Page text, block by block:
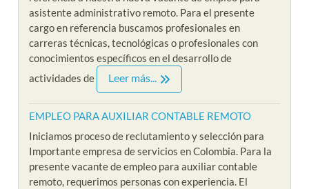
asistente administrativo remoto. Para el presente
cargo en referencia buscamos profesionales en
carreras técnicas, tecnológicas o profesionales con
conocimientos específicos en el desarrollo de
actividades de
Leer más...
EMPLEO PARA AUXILIAR CONTABLE REMOTO
Iniciamos proceso de reclutamiento y selección para
Importante empresa de servicios en Colombia. Para la
presente vacante de empleo para auxiliar contable
remoto, requerimos personas con experiencia. El